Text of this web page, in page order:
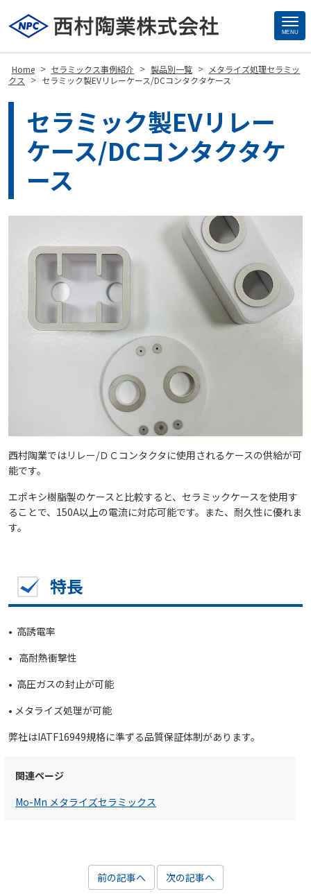
MENU
Home > セラミックス事例紹介 > 製品別一覧 > メタライズ処理セラミッ
クス
> セラミック製EVリレーケース/DCコンタクタケース
セラミック製EVリレー
ケース/DCコンタクタケ
ース
西村陶業ではリレー/ＤＣコンタクタに使用されるケースの供給が可
能です。
エポキシ樹脂製のケースと比較すると、セラミックケースを使用す
ることで、150A以上の電流に対応可能です。また、耐久性に優れま
す。
特長
• 高誘電率
• 高耐熱衝撃性
• 高圧ガスの封止が可能
• メタライズ処理が可能
弊社はIATF16949規格に準ずる品質保証体制があります。
関連ページ
Mo-Mn メタライズセラミックス
前の記事へ 次の記事へ
Site
Footer